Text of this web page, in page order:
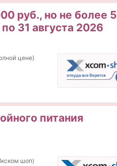
руб., но не более 5
31 августа 2026
цене)
питания
шоп)